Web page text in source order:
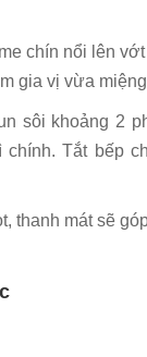
chín nổi lên
gia vị vừa
sôi khoảng 2
Tắt bếp
thanh mát sẽ